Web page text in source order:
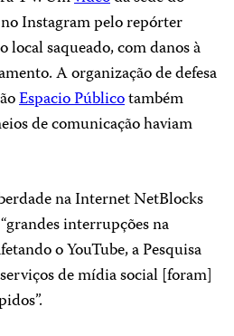
Instagram pelo repórter
saqueado, com danos à
A organização de defesa
Espacio Públicotambém
de comunicação haviam
na Internet NetBlocks
“grandes interrupções na
o YouTube, a Pesquisa
de mídia social [foram]